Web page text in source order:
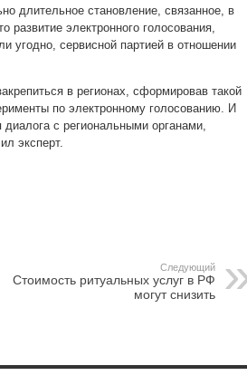
длительное становление, связанное, в
электронного голосования,
угодно, сервисной партией в отношении
в регионах, сформировав такой
по электронному голосованию. И
с региональными органами,
эксперт.
Следующий
Стоимость ритуальных услуг в РФ
могут снизить